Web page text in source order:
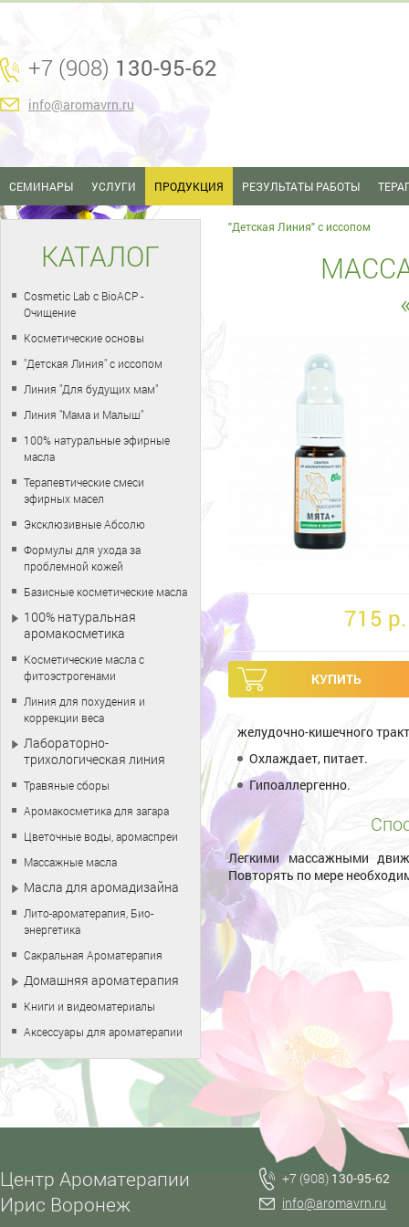
+7 (908) 130-95-62
info@aromavrn.ru
СЕМИНАРЫ УСЛУГИ ПРОДУКЦИЯ РЕЗУЛЬТАТЫ РАБОТЫ
"Детская Линия" с иссопом
715 p.
желудочно-кишечного
Охлаждает, питает.
Гипоаллергенно.
Легкими массажными
Повторять по мере
КАТАЛОГ
Cosmetic Lab с BioACP -
Очищение
Косметические основы
"Детская Линия" с иссопом
Линия "Для будущих мам"
Линия "Мама и Малыш"
100% натуральные эфирные
масла
Терапевтические смеси
эфирных масел
Эксклюзивные Абсолю
Формулы для ухода за
проблемной кожей
Базисные косметические масла
100% натуральная
аромакосметика
Косметические масла с
фитоэстрогенами
Линия для похудения и
коррекции веса
Лабораторно-
трихологическая линия
Травяные сборы
Аромакосметика для загара
Цветочные воды, аромаспреи
Массажные масла
Масла для аромадизайна
Лито-ароматерапия, Био-
энергетика
Сакральная Ароматерапия
Домашняя ароматерапия
Книги и видеоматериалы
Аксессуары для ароматерапии
Центр Ароматерапии
Ирис Воронеж
+7 (908) 130-95-62
info@aromavrn.ru